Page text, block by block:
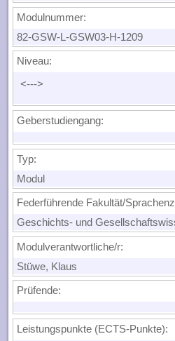
Modulnummer:
82-GSW-L-GSW03-H-1209
Niveau:
<--->
Geberstudiengang:
Typ:
Modul
Federführende Fakultät/
Geschichts- und
Modulverantwortliche/r:
Stüwe, Klaus
Prüfende:
Leistungspunkte (ECTS-Punkte):